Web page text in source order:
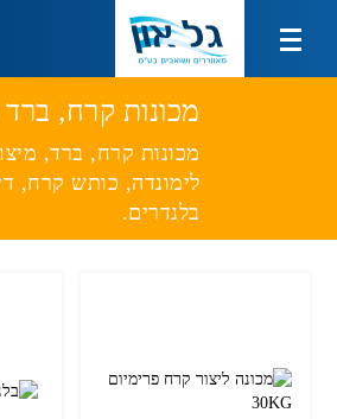
מוצרי צינון ועירפול
מוצרי איוורור ושאיבה
צור קשר
מכונות קרח, ברד
מכונות קרח, ברד,
לימונדה, כותש קרח,
בלנדרים.